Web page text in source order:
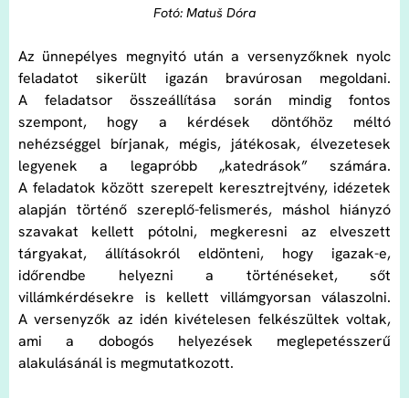
Fotó: Matuš Dóra
Az ünnepélyes megnyitó után a versenyzőknek nyolc
feladatot sikerült igazán bravúrosan megoldani.
A feladatsor összeállítása során mindig fontos
szempont, hogy a kérdések döntőhöz méltó
nehézséggel bírjanak, mégis, játékosak, élvezetesek
legyenek a legapróbb „katedrások” számára.
A feladatok között szerepelt keresztrejtvény, idézetek
alapján történő szereplő-felismerés, máshol hiányzó
szavakat kellett pótolni, megkeresni az elveszett
tárgyakat, állításokról eldönteni, hogy igazak-e,
időrendbe helyezni a történéseket, sőt
villámkérdésekre is kellett villámgyorsan válaszolni.
A versenyzők az idén kivételesen felkészültek voltak,
ami a dobogós helyezések meglepetésszerű
alakulásánál is megmutatkozott.